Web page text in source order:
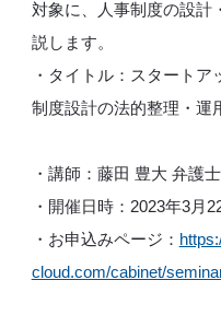
対象に、人事制度の設計
説します。
・タイトル：スタート
制度設計の法的整理・運
・講師：藤田 豊大 弁護
・開催日時：2023年3月
・お申込みページ：
cloud.com/cabinet/